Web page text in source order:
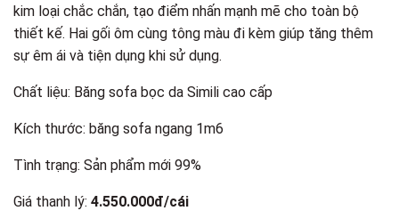
kim loại chắc chắn, tạo điểm nhấn mạnh mẽ cho toàn bộ
thiết kế. Hai gối ôm cùng tông màu đi kèm giúp tăng thêm
sự êm ái và tiện dụng khi sử dụng.
Chất liệu: Băng sofa bọc da Simili cao cấp
Kích thước: băng sofa ngang 1m6
Tình trạng: Sản phẩm mới 99%
Giá thanh lý: 4.550.000đ/cái